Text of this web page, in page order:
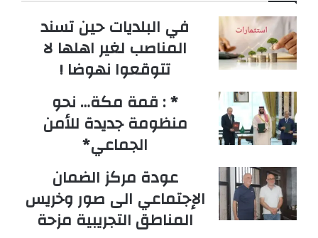
في البلديات حين تسند
المناصب لغير اهلها لا
تتوقعوا نهوضا !
* : قمة مكة… نحو
منظومة جديدة للأمن
الجماعي*
عودة مركز الضمان
الإجتماعي الى صور وخريس
المناطق التجريبية مزحة